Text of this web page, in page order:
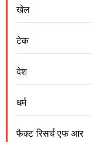
खेल
टेक
देश
धर्म
फैक्ट रिसर्च एफ आर